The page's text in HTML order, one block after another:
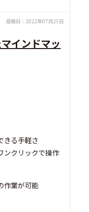
投稿日： 2022年07月25日
インドマッ
きる手軽さ
ンクリックで操作
作業が可能